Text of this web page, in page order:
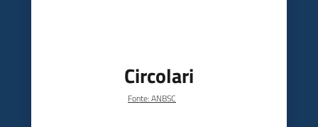
Circolari
Fonte: ANBSC